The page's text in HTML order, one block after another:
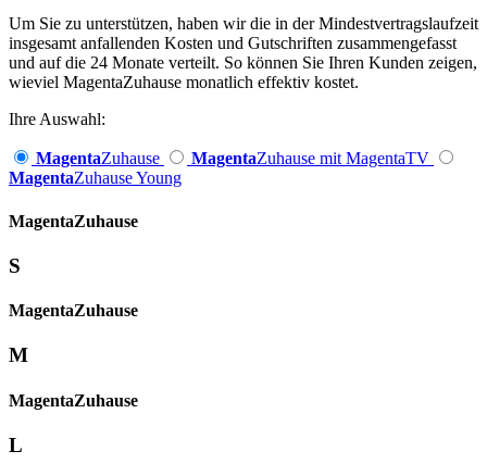
Um Sie zu unterstützen, haben wir die in der Mindestvertragslaufzeit
insgesamt anfallenden Kosten und Gutschriften zusammengefasst
und auf die 24 Monate verteilt. So können Sie Ihren Kunden zeigen,
wieviel MagentaZuhause monatlich effektiv kostet.
Ihre Auswahl:
MagentaZuhause MagentaZuhause mit MagentaTV
MagentaZuhause Young
Magenta­Zuhause
S
Magenta­Zuhause
M
Magenta­Zuhause
L